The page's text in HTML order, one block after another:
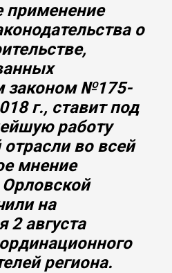
применение
о
законом №175-
г., ставит под
работу
отрасли во всей
мнение
на
2 августа
региона.